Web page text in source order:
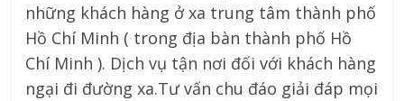
những khách hàng ở xa trung tâm thành phố
Hồ Chí Minh ( trong địa bàn thành phố Hồ
Chí Minh ). Dịch vụ tận nơi đối với khách hàng
ngại đi đường xa.Tư vấn chu đáo giải đáp mọi